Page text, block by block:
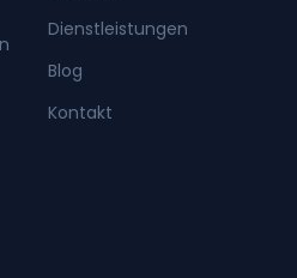
Dienstleistungen
Blog
Kontakt